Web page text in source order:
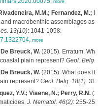
more
M.M.; Fernandez, M.;
macrobenthic assemblages
13(10): 1041-1058.
, more
Breuck, W.(2015). Erratum:
plain represent? Geol. Belg.
Breuck, W.(2015). What does
represent? Geol. Belg. 18(1):
Y.V.; Viaene, N.; Perry, R.N.
J. Nematol. 46(2): 255-